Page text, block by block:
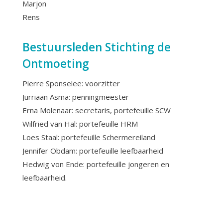
Marjon
Rens
Bestuursleden Stichting de
Ontmoeting
Pierre Sponselee: voorzitter
Jurriaan Asma: penningmeester
Erna Molenaar: secretaris, portefeuille SCW
Wilfried van Hal: portefeuille HRM
Loes Staal: portefeuille Schermereiland
Jennifer Obdam: portefeuille leefbaarheid
Hedwig von Ende: portefeuille jongeren en
leefbaarheid.